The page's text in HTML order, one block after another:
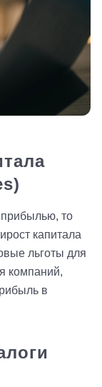
то
капитала
льготы для
компаний,
в